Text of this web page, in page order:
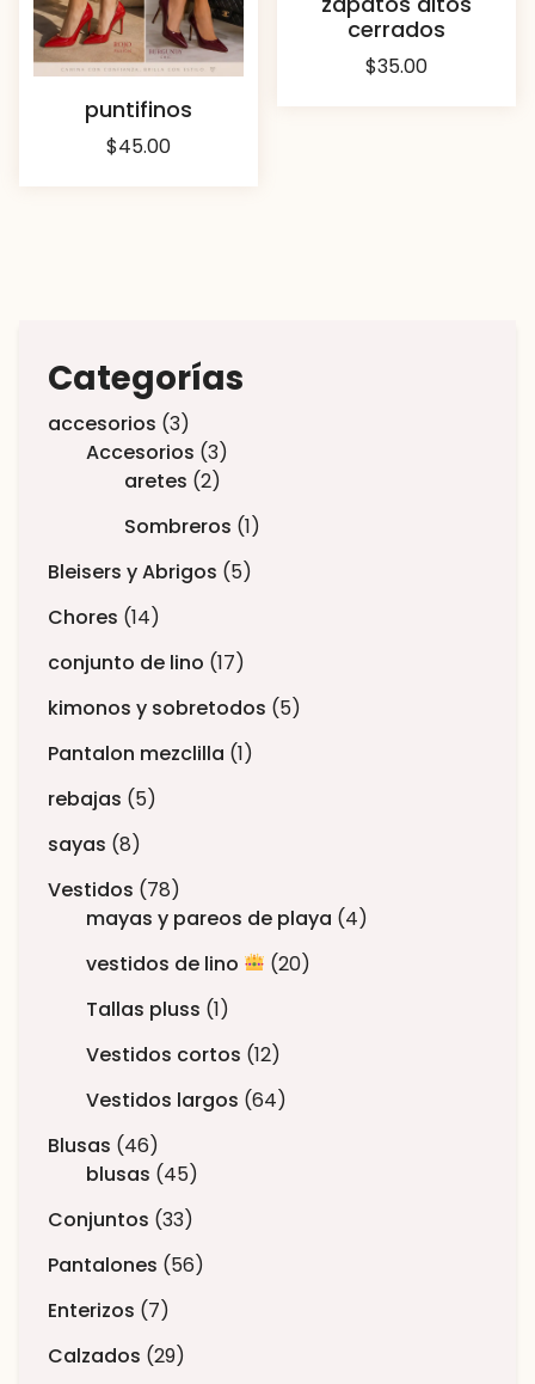
puntifinos
$45.00
cerrados
$35.00
Categorías
accesorios 3
Accesorios 3
aretes 2
Sombreros 1
Bleisers y Abrigos 5
Chores 14
conjunto de lino 17
kimonos y sobretodos 5
Pantalon mezclilla 1
rebajas 5
sayas 8
Vestidos 78
mayas y pareos de playa 4
vestidos de lino
20
Tallas pluss 1
Vestidos cortos 12
Vestidos largos 64
Blusas 46
blusas 45
Conjuntos 33
Pantalones 56
Enterizos 7
Calzados 29